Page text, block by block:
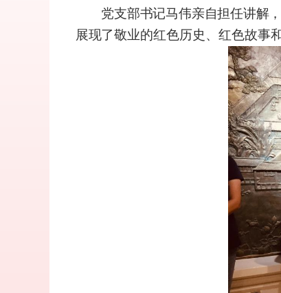
党支部书记马伟亲自担任讲解
展现了敬业的红色历史、红色故事